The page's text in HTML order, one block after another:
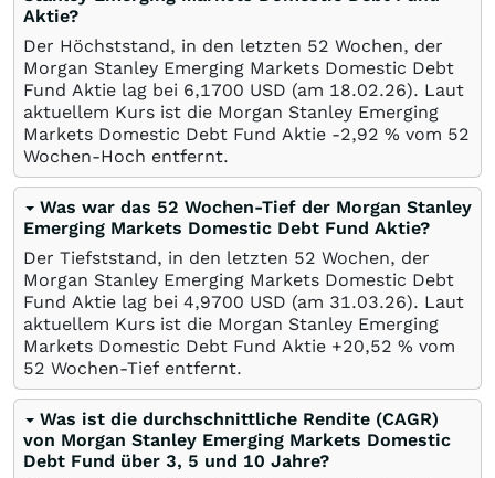
Aktie?
Der Höchststand, in den letzten 52 Wochen, der
Morgan Stanley Emerging Markets Domestic Debt
Fund Aktie lag bei 6,1700 USD (am 18.02.26). Laut
aktuellem Kurs ist die Morgan Stanley Emerging
Markets Domestic Debt Fund Aktie -2,92 % vom 52
Wochen-Hoch entfernt.
Was war das 52 Wochen-Tief der Morgan Stanley
Emerging Markets Domestic Debt Fund Aktie?
Der Tiefststand, in den letzten 52 Wochen, der
Morgan Stanley Emerging Markets Domestic Debt
Fund Aktie lag bei 4,9700 USD (am 31.03.26). Laut
aktuellem Kurs ist die Morgan Stanley Emerging
Markets Domestic Debt Fund Aktie +20,52 % vom
52 Wochen-Tief entfernt.
Was ist die durchschnittliche Rendite (CAGR)
von Morgan Stanley Emerging Markets Domestic
Debt Fund über 3, 5 und 10 Jahre?